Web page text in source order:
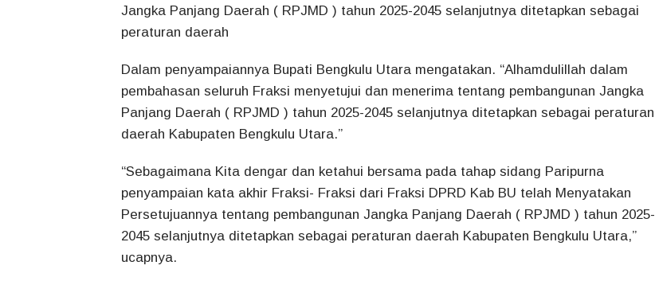
Jangka Panjang Daerah ( RPJMD ) tahun 2025-2045 selanjutnya ditetapkan sebagai
peraturan daerah
Dalam penyampaiannya Bupati Bengkulu Utara mengatakan. “Alhamdulillah dalam
pembahasan seluruh Fraksi menyetujui dan menerima tentang pembangunan Jangka
Panjang Daerah ( RPJMD ) tahun 2025-2045 selanjutnya ditetapkan sebagai peraturan
daerah Kabupaten Bengkulu Utara.”
“Sebagaimana Kita dengar dan ketahui bersama pada tahap sidang Paripurna
penyampaian kata akhir Fraksi- Fraksi dari Fraksi DPRD Kab BU telah Menyatakan
Persetujuannya tentang pembangunan Jangka Panjang Daerah ( RPJMD ) tahun 2025-
2045 selanjutnya ditetapkan sebagai peraturan daerah Kabupaten Bengkulu Utara,”
ucapnya.